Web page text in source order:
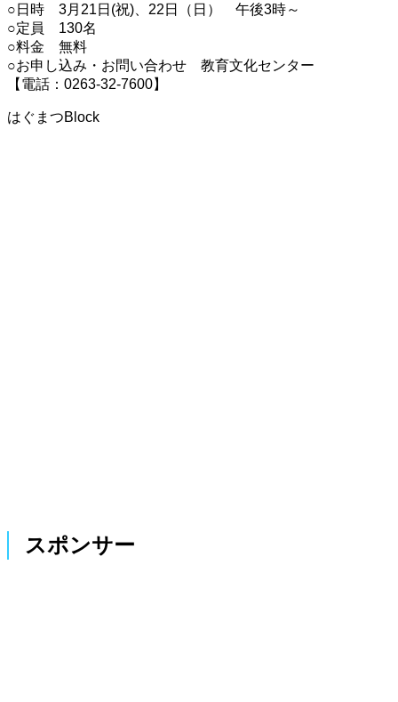
○日時 3月21日(祝)、22日（日） 午後3時～
○定員 130名
○料金 無料
○お申し込み・お問い合わせ 教育文化センター
【電話：0263-32-7600】
はぐまつBlock
スポンサー